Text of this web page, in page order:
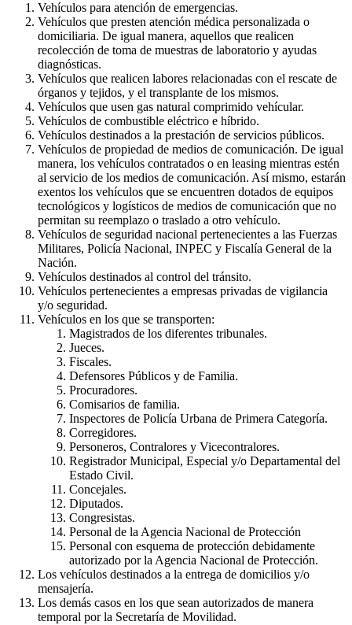
Vehículos para atención de emergencias.
Vehículos que presten atención médica personalizada o
domiciliaria. De igual manera, aquellos que realicen
recolección de toma de muestras de laboratorio y ayudas
diagnósticas.
Vehículos que realicen labores relacionadas con el rescate de
órganos y tejidos, y el transplante de los mismos.
Vehículos que usen gas natural comprimido vehícular.
Vehículos de combustible eléctrico e híbrido.
Vehículos destinados a la prestación de servicios públicos.
Vehículos de propiedad de medios de comunicación. De igual
manera, los vehículos contratados o en leasing mientras estén
al servicio de los medios de comunicación. Así mismo, estarán
exentos los vehículos que se encuentren dotados de equipos
tecnológicos y logísticos de medios de comunicación que no
permitan su reemplazo o traslado a otro vehículo.
Vehículos de seguridad nacional pertenecientes a las Fuerzas
Militares, Policía Nacional, INPEC y Fiscalía General de la
Nación.
Vehículos destinados al control del tránsito.
Vehículos pertenecientes a empresas privadas de vigilancia
y/o seguridad.
Vehículos en los que se transporten:
Magistrados de los diferentes tribunales.
Jueces.
Fiscales.
Defensores Públicos y de Familia.
Procuradores.
Comisarios de familia.
Inspectores de Policía Urbana de Primera Categoría.
Corregidores.
Personeros, Contralores y Vicecontralores.
Registrador Municipal, Especial y/o Departamental del
Estado Civil.
Concejales.
Diputados.
Congresistas.
Personal de la Agencia Nacional de Protección
Personal con esquema de protección debidamente
autorizado por la Agencia Nacional de Protección.
Los vehículos destinados a la entrega de domicilios y/o
mensajería.
Los demás casos en los que sean autorizados de manera
temporal por la Secretaría de Movilidad.